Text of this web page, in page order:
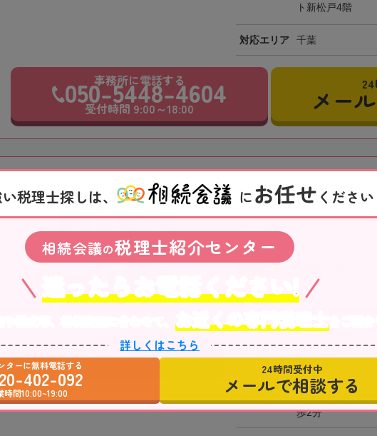
ト新松戸4階
対応エリア 千葉
事務所に電話する
050-5448-4604
受付時間 9:00～18:00 メー
【金町駅徒歩2分】安心・
会計事務所COZY
東京都
駐車場あり 職歴20年以上
会計事務所COZY（コーズィ
「京成金町駅」から徒歩2分の
JR「金町駅」徒
歩2分
事務所の詳細を見る
税理士探しは、 にお任せ ください
相続会議の税理士紹介センター
迷ったらお電話ください!
お近くの専門税理士
詳しくはこちら
24時間受付中
メールで相談する
ターに無料電話する
402-092
時間10:00~19:00